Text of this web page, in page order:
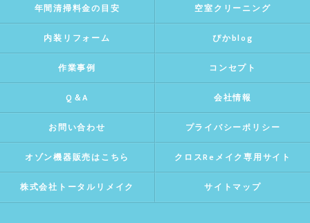
年間清掃料金の目安 空室クリーニング
内装リフォーム ぴかblog
作業事例 コンセプト
Q＆A 会社情報
お問い合わせ プライバシーポリシー
オゾン機器販売はこちら クロスReメイク専用サイト
株式会社トータルリメイク サイトマップ